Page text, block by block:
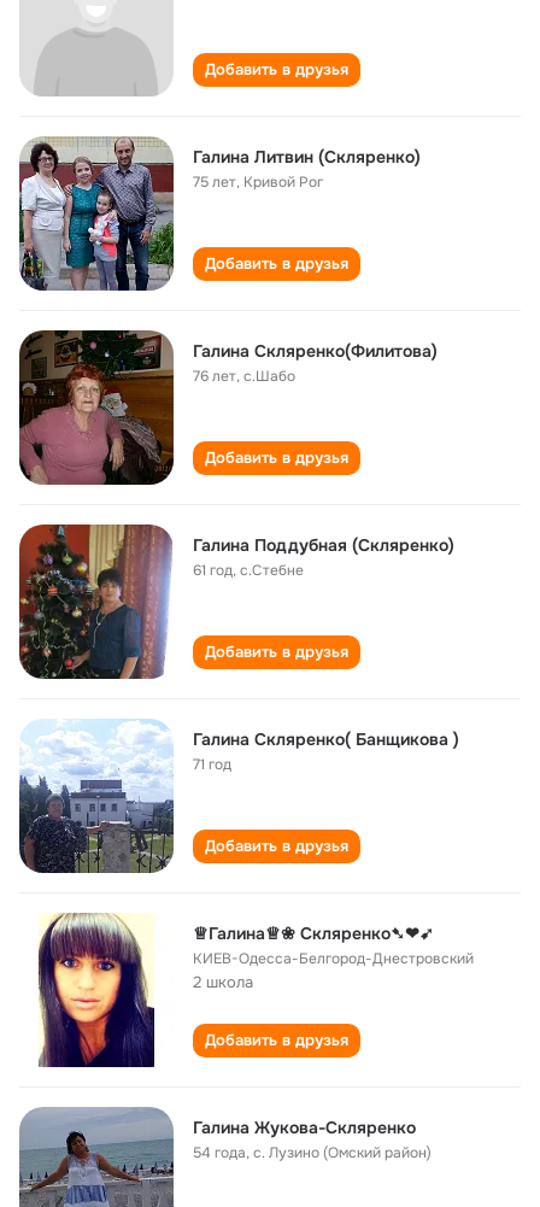
Добавить в друзья
Галина Литвин (Скляренко)
75 лет, Кривой Рог
Добавить в друзья
Галина Скляренко(Филитова)
76 лет,с.Шабо
Добавить в друзья
Галина Поддубная (Скляренко)
61 год,с.Стебне
Добавить в друзья
Галина Скляренко( Банщикова )
71 год
Добавить в друзья
♕Галина♕❀ Скляренко➷❤➹
КИЕВ-Одесса-Белгород-Днестровский
2 школа
Добавить в друзья
Галина Жукова-Скляренко
54 года,с. Лузино (Омский район)